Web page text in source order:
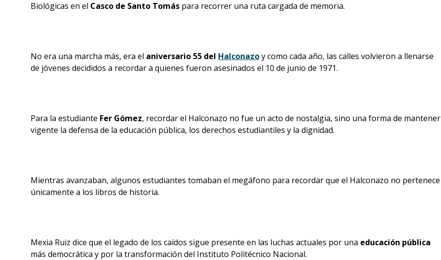
Biológicas en el Casco de Santo Tomás para recorrer una ruta cargada de memoria.
No era una marcha más, era el aniversario 55 del Halconazoy como cada año, las calles volvieron a llenarse
de jóvenes decididos a recordar a quienes fueron asesinados el 10 de junio de 1971.
Para la estudiante Fer Gómez, recordar el Halconazo no fue un acto de nostalgia, sino una forma de mantener
vigente la defensa de la educación pública, los derechos estudiantiles y la dignidad.
Mientras avanzaban, algunos estudiantes tomaban el megáfono para recordar que el Halconazo no pertenece
únicamente a los libros de historia.
Mexia Ruiz dice que el legado de los caídos sigue presente en las luchas actuales por una educación pública
más democrática y por la transformación del Instituto Politécnico Nacional.